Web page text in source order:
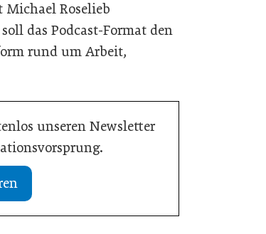
Michael Roselieb
das Podcast-Format den
rund um Arbeit,
unseren Newsletter
13. Juli 2026